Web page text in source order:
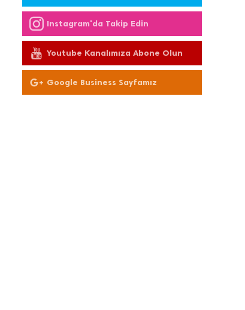
Instagram'da Takip Edin
Youtube Kanalımıza Abone Olun
Google Business Sayfamız